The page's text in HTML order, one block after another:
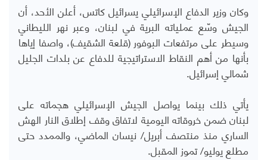
وكان وزير الدفاع الإسرائيلي يسرائيل كاتس، أعلن الأحد، أن
الجيش وسّع عملياته البرية في لبنان، وعبر نهر الليطاني
وسيطر على مرتفعات البوفور (قلعة الشقيف)، واصفا إياها
بأنها من أهم النقاط الاستراتيجية للدفاع عن بلدات الجليل
شمالي إسرائيل.
يأتي ذلك بينما يواصل الجيش الإسرائيلي هجماته على
لبنان ضمن خروقاته اليومية لاتفاق وقف إطلاق النار الهش
الساري منذ منتصف أبريل/ نيسان الماضي، والممدد حتى
مطلع يوليو/ تموز المقبل.